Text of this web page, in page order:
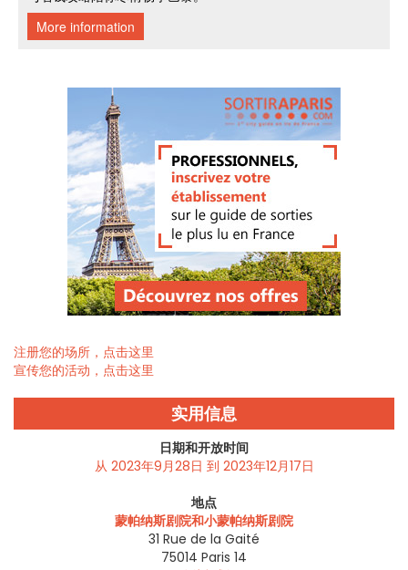
注册您的场所，点击这里
宣传您的活动，点击这里
实用信息
日期和开放时间
从 2023年9月28日 到 2023年12月17日
地点
蒙帕纳斯剧院和小蒙帕纳斯剧院
31 Rue de la Gaité
75014 Paris 14